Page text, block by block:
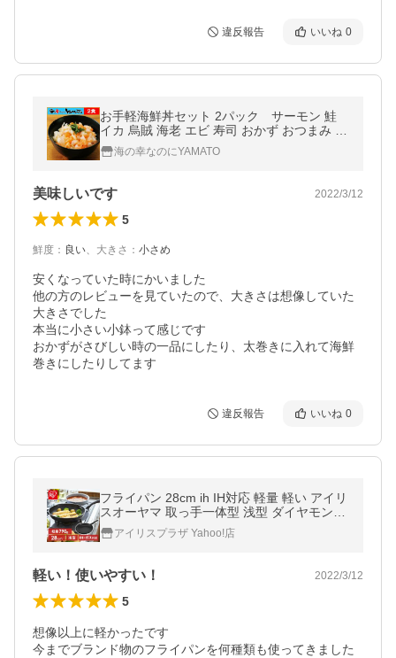
違反報告 いいね 0
お手軽海鮮丼セット 2パック サーモン 鮭
イカ 烏賊 海老 エビ 寿司 おかず おつまみ 晩
酌 爆買
海の幸なのにYAMATO
美味しいです 2022/3/12
5
鮮度 ： 良い、 大きさ ： 小さめ
安くなっていた時にかいました
他の方のレビューを見ていたので、大きさは想像していた
大きさでした
本当に小さい小鉢って感じです
おかずがさびしい時の一品にしたり、太巻きに入れて海鮮
違反報告 いいね 0
フライパン 28cm ih IH対応 軽量 軽い アイリ
スオーヤマ 取っ手一体型 浅型 ダイヤモンド
コート 片手でラクに持てる 注ぎ口付き IVL-
F28アイリスプラザ Yahoo!店
軽い！使いやすい！ 2022/3/12
5
想像以上に軽かったです
今までブランド物のフライパンを何種類も使ってきました